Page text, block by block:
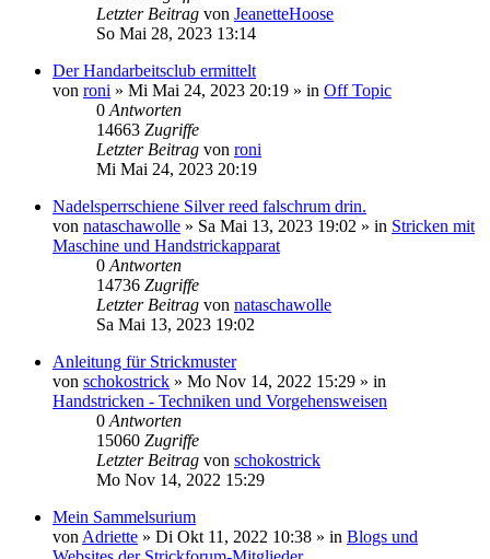
Letzter Beitrag von JeanetteHoose
So Mai 28, 2023 13:14
Der Handarbeitsclub ermittelt
von roni » Mi Mai 24, 2023 20:19 » in Off Topic
0 Antworten
14663 Zugriffe
Letzter Beitrag von roni
Mi Mai 24, 2023 20:19
Nadelsperrschiene Silver reed falschrum drin.
von nataschawolle » Sa Mai 13, 2023 19:02 » in Stricken mit
Maschine und Handstrickapparat
0 Antworten
14736 Zugriffe
Letzter Beitrag von nataschawolle
Sa Mai 13, 2023 19:02
Anleitung für Strickmuster
von schokostrick » Mo Nov 14, 2022 15:29 » in
Handstricken - Techniken und Vorgehensweisen
0 Antworten
15060 Zugriffe
Letzter Beitrag von schokostrick
Mo Nov 14, 2022 15:29
Mein Sammelsurium
von Adriette » Di Okt 11, 2022 10:38 » in Blogs und